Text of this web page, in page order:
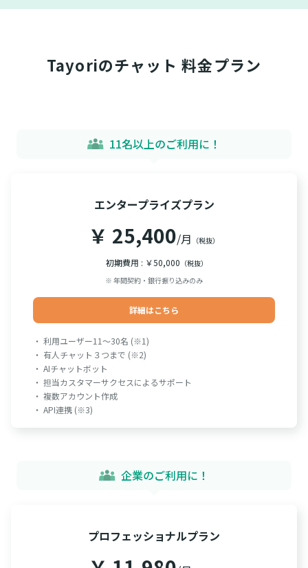
Tayoriのチャット 料金プラン
11名以上のご利用に！
エンタープライズプラン
￥ 25,400/月 （税抜）
初期費用 : ￥50,000 （税抜）
※ 年間契約・銀行振り込みのみ
詳細はこちら
・ 利用ユーザー11～30名 (※1)
・ 有人チャット３つまで (※2)
・ AIチャットボット
・ 担当カスタマーサクセスによるサポート
・ 複数アカウント作成
・ API連携 (※3)
企業のご利用に！
プロフェッショナルプラン